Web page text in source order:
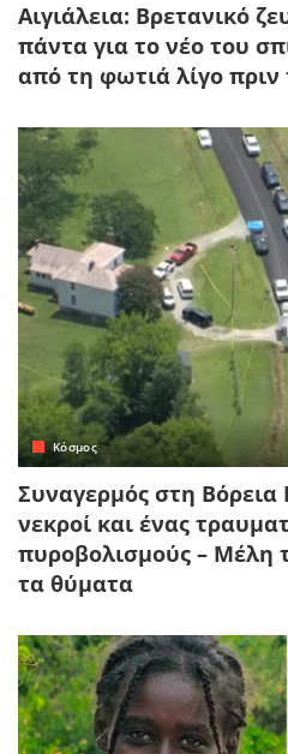
Αιγιάλεια: Βρετανικό
πάντα για το νέο του
από τη φωτιά λίγο πριν
Κόσμος
Συναγερμός στη Βόρεια
νεκροί και ένας
πυροβολισμούς – Μέλη
τα θύματα